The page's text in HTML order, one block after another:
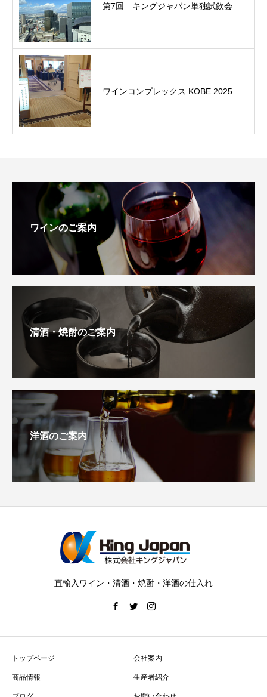
第7回 キングジャパン単独試飲会
ワインコンプレックス KOBE 2025
ワインのご案内
清酒・焼酎のご案内
洋酒のご案内
直輸入ワイン・清酒・焼酎・洋酒の仕入れ
トップページ 会社案内
商品情報 生産者紹介